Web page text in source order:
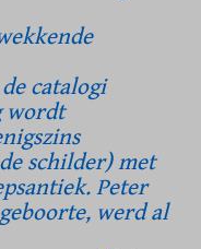
catalogi
wordt
schilder) met
Peter
werd al